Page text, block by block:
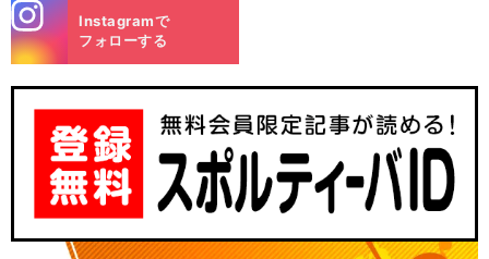
m
Instagramで
フォローする